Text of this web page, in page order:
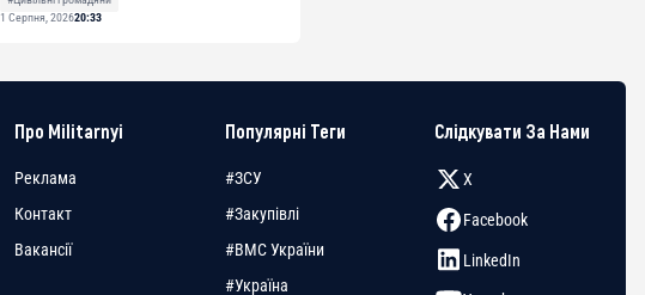
1 Серпня, 202620:33
Про Militarnyi
Реклама
Контакт
Вакансії
Популярні Теги
#ЗСУ
#Закупівлі
#ВМС України
#Україна
Слідкувати За Нами
X
Facebook
LinkedIn